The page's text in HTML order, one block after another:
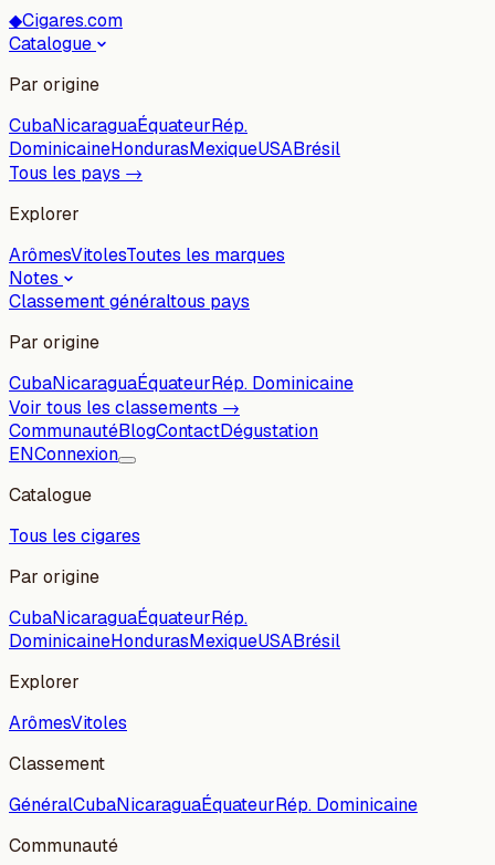
◆Cigares.com
Catalogue
Par origine
CubaNicaraguaÉquateurRép.
DominicaineHondurasMexiqueUSABrésil
Tous les pays →
Explorer
ArômesVitolesToutes les marques
Notes
Classement généraltous pays
Par origine
CubaNicaraguaÉquateurRép. Dominicaine
Voir tous les classements →
CommunautéBlogContactDégustation
ENConnexion
Catalogue
Tous les cigares
Par origine
CubaNicaraguaÉquateurRép.
DominicaineHondurasMexiqueUSABrésil
Explorer
ArômesVitoles
Classement
GénéralCubaNicaraguaÉquateurRép. Dominicaine
Communauté